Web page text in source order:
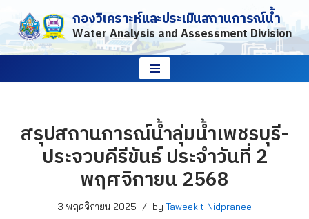
Skip
to
กองวิเคราะห์และประเมินสถานการณ์น้ำ
Water Analysis and Assessment Division
สรุปสถานการณ์น้ำลุ่มน้ำเพชรบุรี-
ประจวบคีรีขันธ์ ประจำวันที่ 2
พฤศจิกายน 2568
3 พฤศจิกายน 2025 by Taweekit Nidpranee